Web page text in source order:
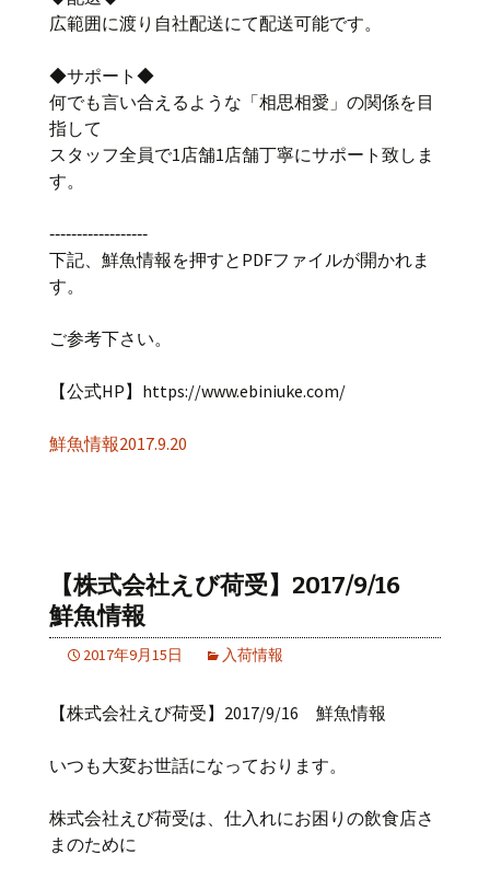
広範囲に渡り自社配送にて配送可能です。
◆サポート◆
何でも言い合えるような「相思相愛」の関係を目
指して
スタッフ全員で1店舗1店舗丁寧にサポート致しま
す。
‐‐‐‐‐‐‐‐‐‐‐‐‐‐‐‐‐‐
下記、鮮魚情報を押すとPDFファイルが開かれま
す。
ご参考下さい。
【公式HP】https://www.ebiniuke.com/
鮮魚情報2017.9.20
【株式会社えび荷受】2017/9/16
鮮魚情報
2017年9月15日 入荷情報
【株式会社えび荷受】2017/9/16 鮮魚情報
いつも大変お世話になっております。
株式会社えび荷受は、仕入れにお困りの飲食店さ
まのために